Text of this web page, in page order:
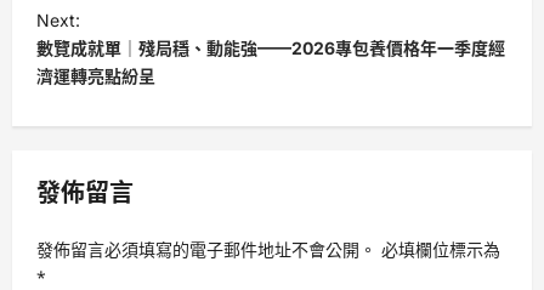
s
t
n
a
i
a
Next:
數覽成就單｜殘局穩、動能強——2026專包養價格年一季度經
濟運轉亮點紛呈
發佈留言
發佈留言必須填寫的電子郵件地址不會公開。 必填欄位標示為
*